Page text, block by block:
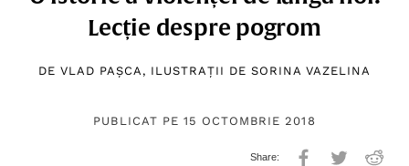
Lecție despre pogrom
DE VLAD PAȘCA , ILUSTRAȚII DE SORINA VAZELINA
PUBLICAT PE 15 OCTOMBRIE 2018